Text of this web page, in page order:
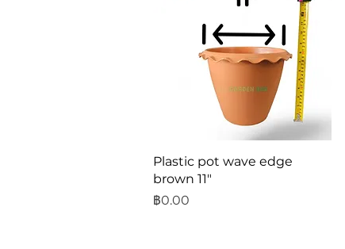
ดูข้อมูลด่วน
Plastic pot wave edge
brown 11"
ราคา
฿0.00